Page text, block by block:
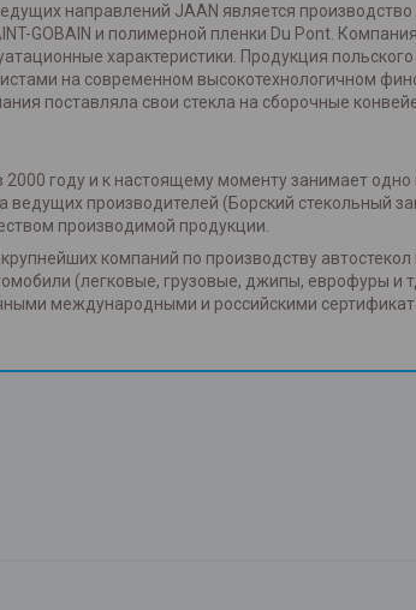
направлений JAAN является производство
GOBAIN и полимерной пленки Du Pont.
характеристики. Продукция
на современном высокотехнологичном
поставляла свои стекла на сборочные
году и к настоящему моменту занимает
производителей (Борский стекольный
производимой продукции.
крупнейших компаний по производству
(легковые, грузовые, джипы, еврофуры и
международными и российскими